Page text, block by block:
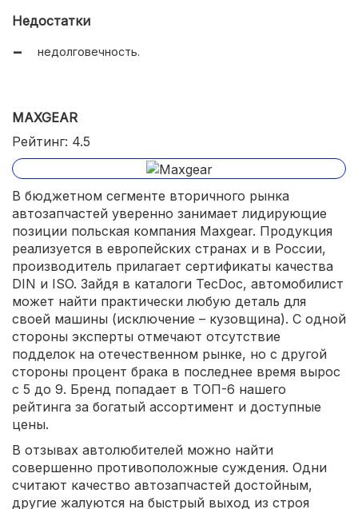
Недостатки
недолговечность.
MAXGEAR
Рейтинг: 4.5
В бюджетном сегменте вторичного рынка
автозапчастей уверенно занимает лидирующие
позиции польская компания Maxgear. Продукция
реализуется в европейских странах и в России,
производитель прилагает сертификаты качества
DIN и ISO. Зайдя в каталоги TecDoc, автомобилист
может найти практически любую деталь для
своей машины (исключение – кузовщина). С одной
стороны эксперты отмечают отсутствие
подделок на отечественном рынке, но с другой
стороны процент брака в последнее время вырос
с 5 до 9. Бренд попадает в ТОП-6 нашего
рейтинга за богатый ассортимент и доступные
цены.
В отзывах автолюбителей можно найти
совершенно противоположные суждения. Одни
считают качество автозапчастей достойным,
другие жалуются на быстрый выход из строя